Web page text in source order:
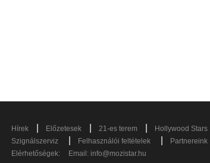
Hírek Előzetesek 21-es terem Hollywood Stars
Szignálszerviz
Felhasználói feltételek
Partnereink
Elérhetőségek:
Email: info@mozistar.hu